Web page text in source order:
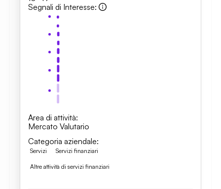
Segnali di Interesse:
Area di attività:
Mercato Valutario
Categoria aziendale:
Servizi Servizi finanziari
Altre attività di servizi finanziari